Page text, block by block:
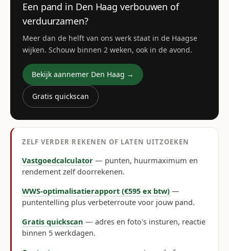
Een pand in Den Haag verbouwen of
verduurzamen?
Meer dan de helft van ons werk staat in de Haagse
wijken. Schouw binnen 2 weken, ook in de avond.
Bekijk aannemer Den Haag →
Gratis quickscan
ZELF VERDER REKENEN OF LATEN UITZOEKEN
Vastgoedcalculator — punten, huurmaximum en
rendement zelf doorrekenen.
WWS-optimalisatierapport (€595 ex btw) —
puntentelling plus verbeterroute voor jouw pand.
Gratis quickscan — adres en foto's insturen, reactie
binnen 5 werkdagen.